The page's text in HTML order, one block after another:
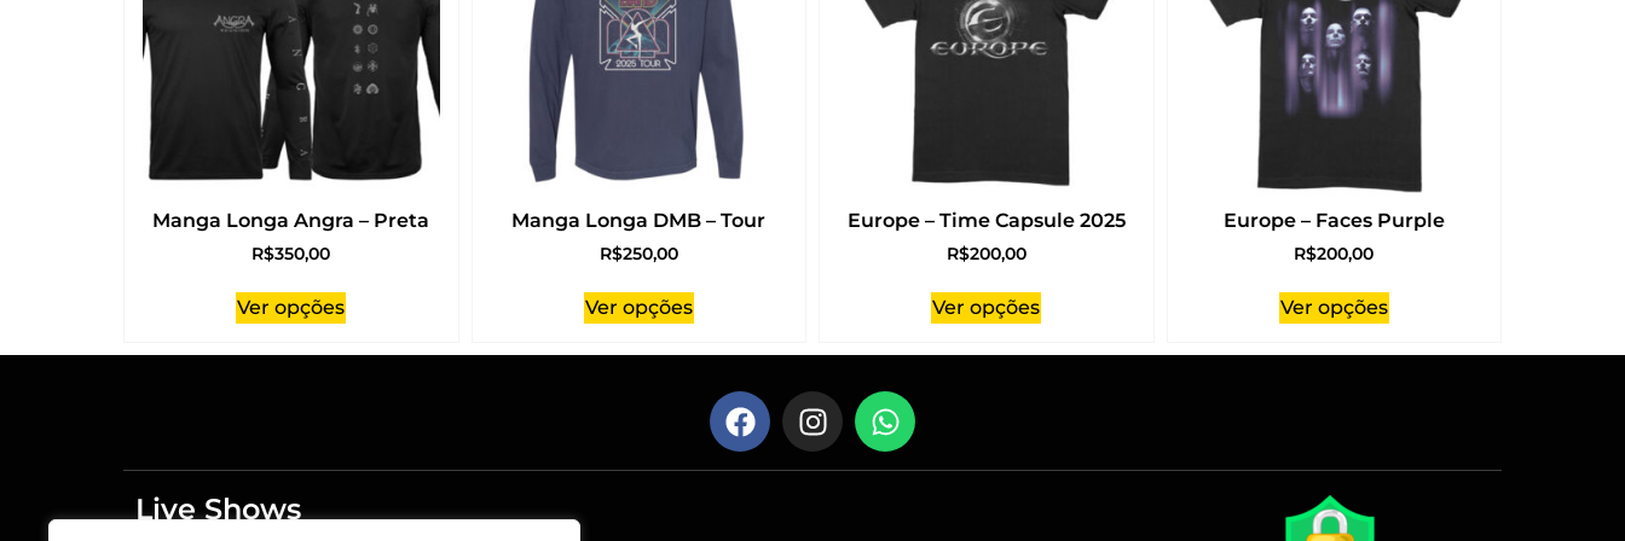
Manga Longa Angra – Preta
R$350,00
Ver opções
Manga Longa DMB – Tour
R$250,00
Ver opções
Europe – Time Capsule 2025
R$200,00
Ver opções
Europe – Faces Purple
R$200,00
Ver opções
Live Shows